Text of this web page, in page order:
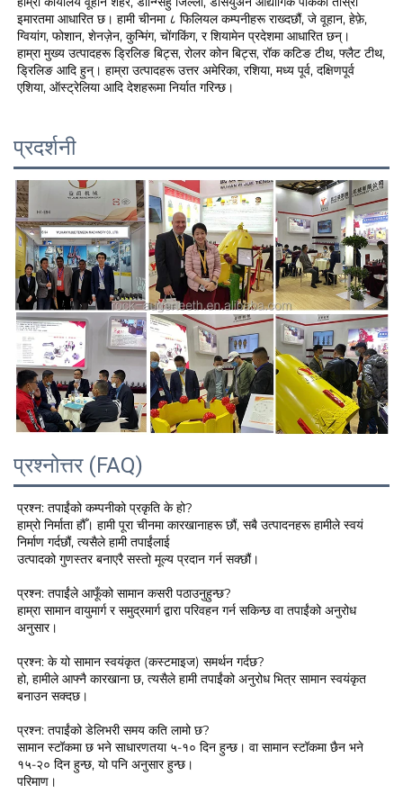
इमारतमा आधारित छ। हामी चीनमा ८ फिलियल कम्पनीहरू राख्दछौं, जे वूहान, हेफ़े,
ग्वियांग, फोशान, शेनज़ेन, कुन्मिंग, चोंगकिंग, र शियामेन प्रदेशमा आधारित छन्।
हाम्रा मुख्य उत्पादहरू ड्रिलिङ बिट्स, रोलर कोन बिट्स, रॉक कटिङ टीथ, फ्लैट टीथ,
ड्रिलिङ आदि हुन्। हाम्रा उत्पादहरू उत्तर अमेरिका, रशिया, मध्य पूर्व, दक्षिणपूर्व
एशिया, ऑस्ट्रेलिया आदि देशहरूमा निर्यात गरिन्छ।
प्रदर्शनी
प्रश्नोत्तर (FAQ)
प्रश्न: तपाईंको कम्पनीको प्रकृति के हो?
हाम्रो निर्माता हौँ। हामी पूरा चीनमा कारखानाहरू छौं, सबै उत्पादनहरू हामीले स्वयं
निर्माण गर्दछौं, त्यसैले हामी तपाईंलाई
उत्पादको गुणस्तर बनाएरै सस्तो मूल्य प्रदान गर्न सक्छौं।
प्रश्न: तपाईंले आफूँको सामान कसरी पठाउनुहुन्छ?
हाम्रा सामान वायुमार्ग र समुद्रमार्ग द्वारा परिवहन गर्न सकिन्छ वा तपाईंको अनुरोध
अनुसार।
प्रश्न: के यो सामान स्वयंकृत (कस्टमाइज) समर्थन गर्दछ?
हो, हामीले आफ्नै कारखाना छ, त्यसैले हामी तपाईंको अनुरोध भित्र सामान स्वयंकृत
बनाउन सक्दछ।
प्रश्न: तपाईंको डेलिभरी समय कति लामो छ?
सामान स्टॉकमा छ भने साधारणतया ५-१० दिन हुन्छ। वा सामान स्टॉकमा छैन भने
१५-२० दिन हुन्छ, यो पनि अनुसार हुन्छ।
परिमाण।